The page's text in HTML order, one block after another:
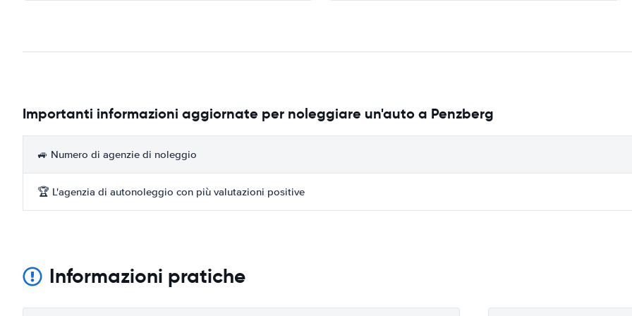
Importanti informazioni aggiornate per noleggiare un'auto a Penzberg
🚙 Numero di agenzie di noleggio
🏆 L'agenzia di autonoleggio con più valutazioni positive
Informazioni pratiche